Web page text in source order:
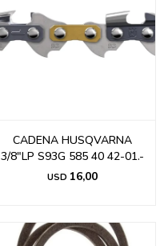
CADENA HUSQVARNA
3/8"LP S93G 585 40 42-01.-
USD 16,00